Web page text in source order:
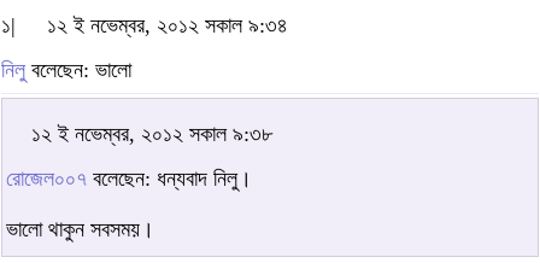
১|
১২ ই নভেম্বর, ২০১২ সকাল ৯:৩৪
নিলু বলেছেন: ভালো
১২ ই নভেম্বর, ২০১২ সকাল ৯:৩৮
রোজেল০০৭ বলেছেন: ধন্যবাদ নিলু।
ভালো থাকুন সবসময়।